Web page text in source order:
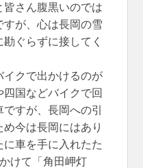
さん腹黒いのでは
が、心は長岡の雪
ぐらずに接してく
クで出かけるのが
国などバイクで回
すが、長岡への引
今は長岡にはあり
に車を手に入れたた
けて「角田岬灯